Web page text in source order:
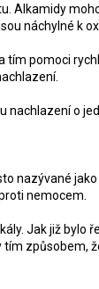
Alkamidy
náchylné k
pomoci
nachlazení o
nazývané
nemocem.
Jak již bylo
tím způsobem,